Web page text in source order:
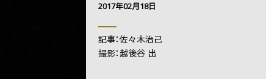
2017年02月18日
記事：佐々木治己
撮影：越後谷 出